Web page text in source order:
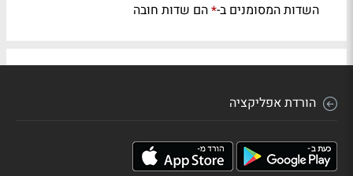
השדות המסומנים ב-*הם שדות חובה
הורדת אפליקציה